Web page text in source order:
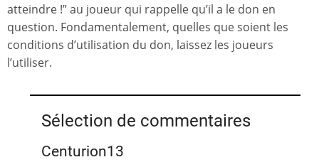
atteindre !” au joueur qui rappelle qu’il a le don en
question. Fondamentalement, quelles que soient les
conditions d’utilisation du don, laissez les joueurs
l’utiliser.
Sélection de commentaires
Centurion13